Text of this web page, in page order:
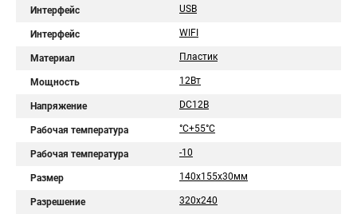
Интерфейс USB
Интерфейс WIFI
Материал Пластик
Мощность 12Вт
Напряжение DC12В
Рабочая температура °C+55°C
Рабочая температура -10
Размер 140х155х30мм
Разрешение 320х240